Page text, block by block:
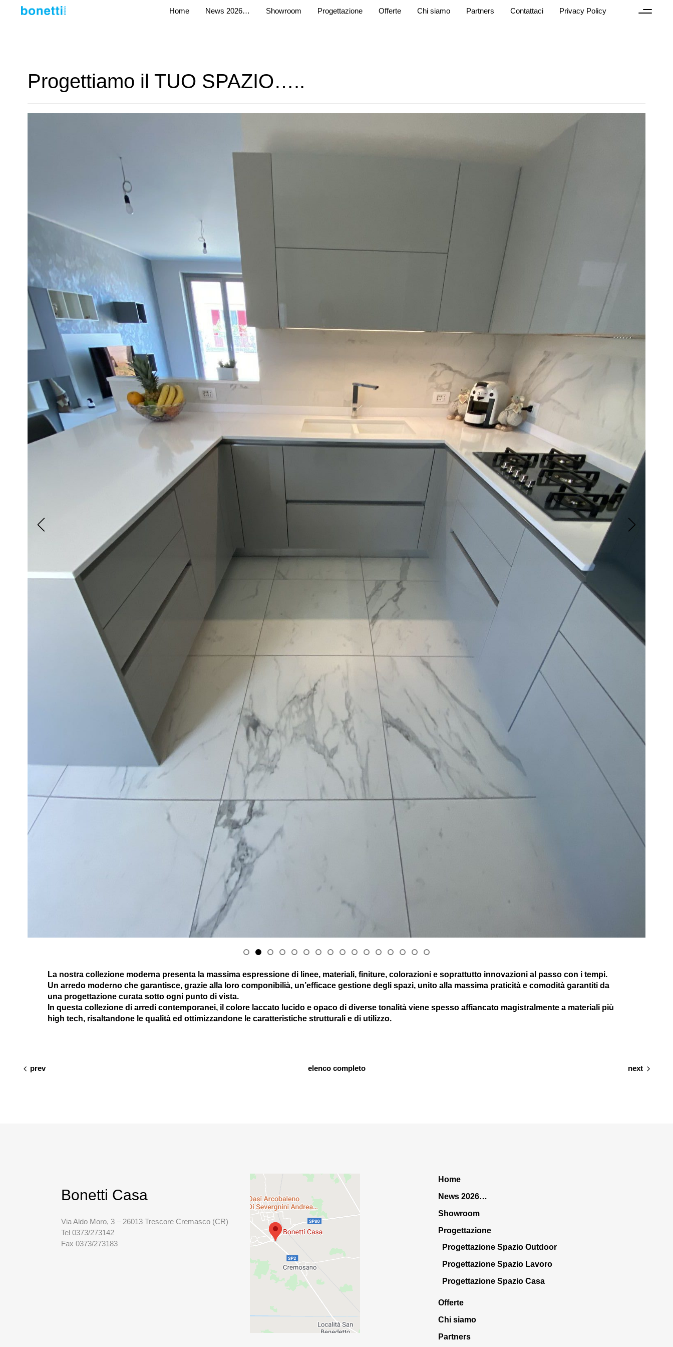
Home News 2026… Showroom Progettazione Offerte Chi siamo Partners Contattaci Privacy Policy
Progettiamo il TUO SPAZIO…..
La nostra collezione moderna presenta la massima espressione di linee, materiali, finiture, colorazioni e soprattutto innovazioni al passo con i tempi.
Un arredo moderno che garantisce, grazie alla loro componibilià, un’efficace gestione degli spazi, unito alla massima praticità e comodità garantiti da
una progettazione curata sotto ogni punto di vista.
In questa collezione di arredi contemporanei, il colore laccato lucido e opaco di diverse tonalità viene spesso affiancato magistralmente a materiali più
high tech, risaltandone le qualità ed ottimizzandone le caratteristiche strutturali e di utilizzo.
prev elenco completo next
Bonetti Casa
Via Aldo Moro, 3 – 26013 Trescore Cremasco (CR)
Tel 0373/273142
Fax 0373/273183
Home
News 2026…
Showroom
Progettazione
Progettazione Spazio Outdoor
Progettazione Spazio Lavoro
Progettazione Spazio Casa
Offerte
Chi siamo
Partners